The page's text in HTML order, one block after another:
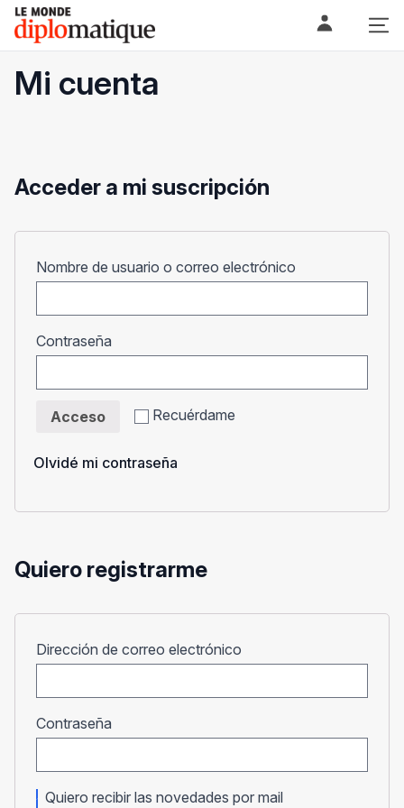
Skip
content
Le monde diplomatique
Mi cuenta
Acceder a mi suscripción
Nombre de usuario o correo electrónico
Contraseña
Recuérdame
Acceso
Olvidé mi contraseña
Quiero registrarme
Dirección de correo electrónico
Contraseña
Quiero recibir las novedades por mail